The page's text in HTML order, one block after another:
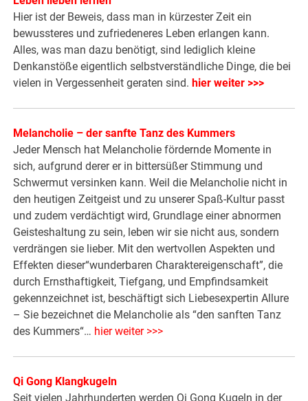
Hier ist der Beweis, dass man in kürzester Zeit ein
bewussteres und zufriedeneres Leben erlangen kann.
Alles, was man dazu benötigt, sind lediglich kleine
Denkanstöße eigentlich selbstverständliche Dinge, die bei
vielen in Vergessenheit geraten sind. hier weiter >>>
Melancholie – der sanfte Tanz des Kummers
Jeder Mensch hat Melancholie fördernde Momente in
sich, aufgrund derer er in bittersüßer Stimmung und
Schwermut versinken kann. Weil die Melancholie nicht in
den heutigen Zeitgeist und zu unserer Spaß-Kultur passt
und zudem verdächtigt wird, Grundlage einer abnormen
Geisteshaltung zu sein, leben wir sie nicht aus, sondern
verdrängen sie lieber. Mit den wertvollen Aspekten und
Effekten dieser“wunderbaren Charaktereigenschaft”, die
durch Ernsthaftigkeit, Tiefgang, und Empfindsamkeit
gekennzeichnet ist, beschäftigt sich Liebesexpertin Allure
– Sie bezeichnet die Melancholie als “den sanften Tanz
des Kummers“… hier weiter >>>
Qi Gong Klangkugeln
Seit vielen Jahrhunderten werden Qi Gong Kugeln in der